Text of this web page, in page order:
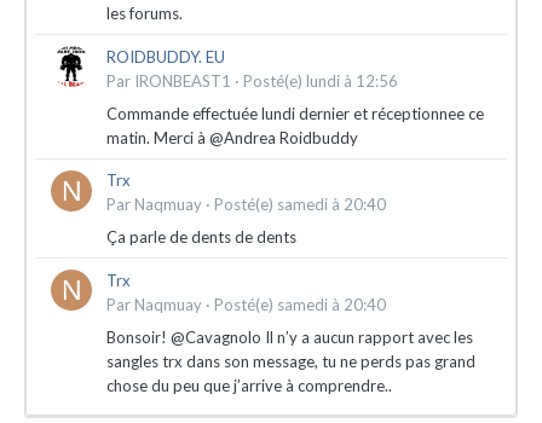
les forums.
ROIDBUDDY. EU
Par IRONBEAST1 · Posté(e) lundi à 12:56
Commande effectuée lundi dernier et réceptionnee ce
matin. Merci à @Andrea Roidbuddy
Trx
Par Naqmuay · Posté(e) samedi à 20:40
Ça parle de dents de dents
Trx
Par Naqmuay · Posté(e) samedi à 20:40
Bonsoir! @Cavagnolo Il n’y a aucun rapport avec les
sangles trx dans son message, tu ne perds pas grand
chose du peu que j’arrive à comprendre..